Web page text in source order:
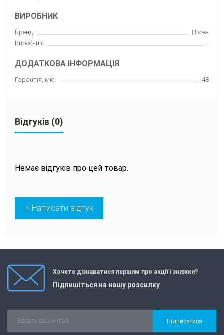
ВИРОБНИК
Бренд
Hidea
Виробник
-
ДОДАТКОВА ІНФОРМАЦІЯ
Гарантія, міс. 48
Відгуків (0)
Немає відгуків про цей товар.
+ Написати відгук
Хочете дізнаватися першим про акції і знижки?
Підпишіться на нашу розсилку
Підписатися